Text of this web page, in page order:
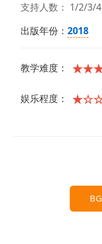
支持人数： 1/2/3/4
出版年份： 2018
教学难度：
娱乐程度：